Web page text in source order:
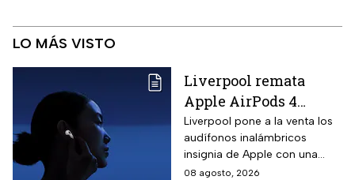
LO MÁS VISTO
Liverpool remata
Apple AirPods 4
inalámbricos con 20%
descuento y hasta 16
MSI
Liverpool pone a la venta los
audífonos inalámbricos
insignia de Apple con una
rebaja considerable y
08 agosto, 2026